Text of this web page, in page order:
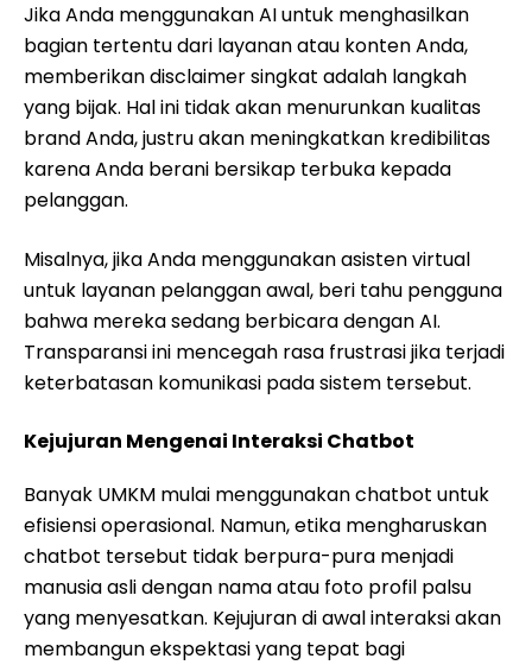
Jika Anda menggunakan AI untuk menghasilkan
bagian tertentu dari layanan atau konten Anda,
memberikan disclaimer singkat adalah langkah
yang bijak. Hal ini tidak akan menurunkan kualitas
brand Anda, justru akan meningkatkan kredibilitas
karena Anda berani bersikap terbuka kepada
pelanggan.
Misalnya, jika Anda menggunakan asisten virtual
untuk layanan pelanggan awal, beri tahu pengguna
bahwa mereka sedang berbicara dengan AI.
Transparansi ini mencegah rasa frustrasi jika terjadi
keterbatasan komunikasi pada sistem tersebut.
Kejujuran Mengenai Interaksi Chatbot
Banyak UMKM mulai menggunakan chatbot untuk
efisiensi operasional. Namun, etika mengharuskan
chatbot tersebut tidak berpura-pura menjadi
manusia asli dengan nama atau foto profil palsu
yang menyesatkan. Kejujuran di awal interaksi akan
membangun ekspektasi yang tepat bagi